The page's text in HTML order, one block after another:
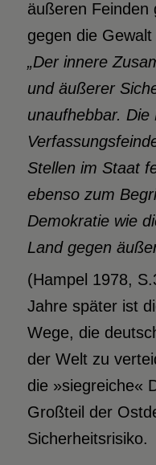
äußeren Feinden
gegen die
„Der innere
und äußerer
unaufhebbar. Die
Stellen im Staat
ebenso zum
Demokratie wie
Land gegen
(Hampel 1978,
Jahre später ist
Wege, die
der Welt zu
die »siegreiche«
Großteil der
Sicherheitsrisiko.